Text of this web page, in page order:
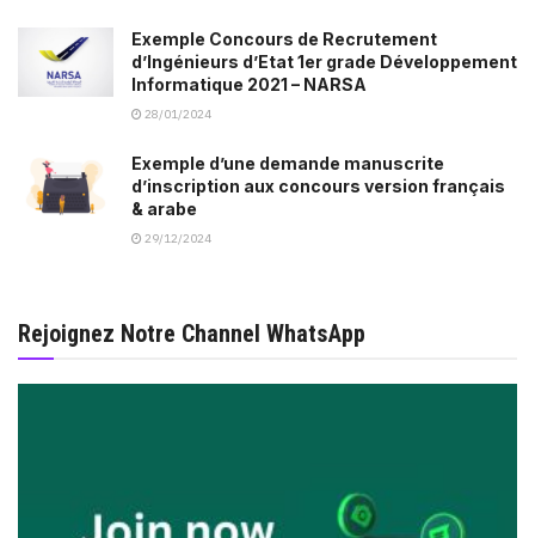
Exemple Concours de Recrutement
d’Ingénieurs d’Etat 1er grade Développement
Informatique 2021 – NARSA
28/01/2024
Exemple d’une demande manuscrite
d’inscription aux concours version français
& arabe
29/12/2024
Rejoignez Notre Channel WhatsApp